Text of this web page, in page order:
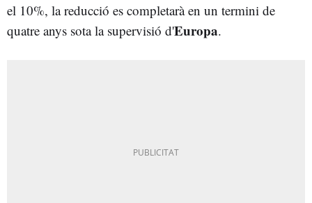
el 10%, la reducció es completarà en un termini de
quatre anys sota la supervisió d'Europa.